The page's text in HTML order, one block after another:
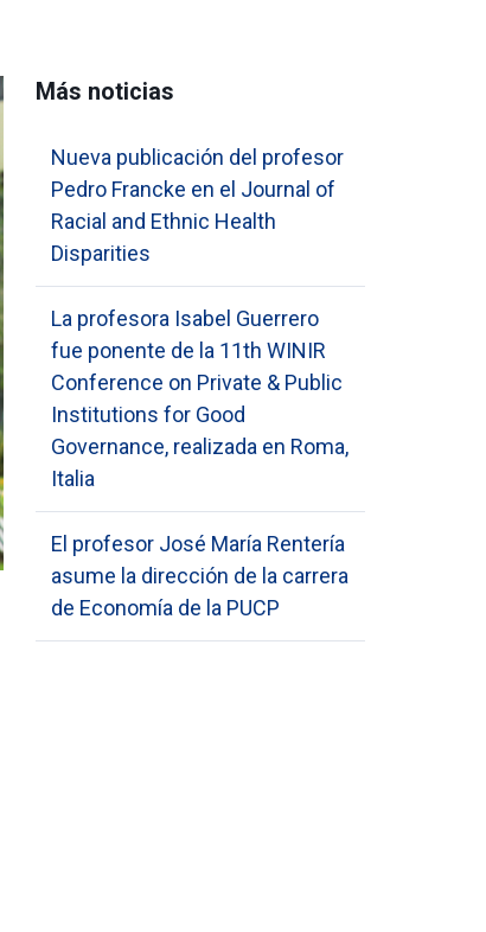
Más noticias
Nueva publicación del profesor
Pedro Francke en el Journal of
Racial and Ethnic Health
Disparities
La profesora Isabel Guerrero
fue ponente de la 11th WINIR
Conference on Private & Public
Institutions for Good
Governance, realizada en Roma,
Italia
El profesor José María Rentería
asume la dirección de la carrera
de Economía de la PUCP